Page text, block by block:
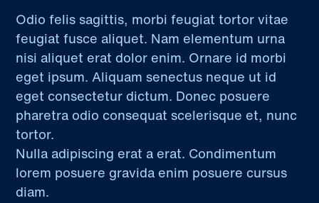
Odio felis sagittis, morbi feugiat tortor vitae
feugiat fusce aliquet. Nam elementum urna
nisi aliquet erat dolor enim. Ornare id morbi
eget ipsum. Aliquam senectus neque ut id
eget consectetur dictum. Donec posuere
pharetra odio consequat scelerisque et, nunc
tortor.
Nulla adipiscing erat a erat. Condimentum
lorem posuere gravida enim posuere cursus
diam.